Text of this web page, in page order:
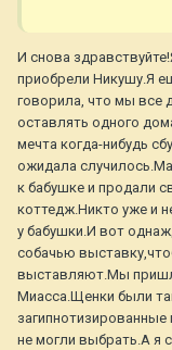
И снова
приобрели Никушу.Я
говорила, что мы все
оставлять одного
мечта когда-нибудь
ожидала
к бабушке и продали
коттедж.Никто уже и
у бабушки.И вот
собачью
выставляют.Мы
Миасса.Щенки были
не могли выбрать.А я